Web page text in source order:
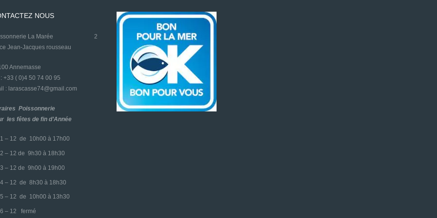
NOUS
La Marée 2
Jean-Jacques rousseau
Annemasse
: +33 ( 0)4 50 74 00 95
: larascasse74@gmail.com
Poissonnerie
les fêtes de fin d’Année
– 12 de 10h00 à 17h00
– 12 de 9h30 à 18h30
– 12 de 9h00 à 19h00
– 12 de 8h30 à 18h30
– 12 de 10h00 à 13h30
– 12 fermé